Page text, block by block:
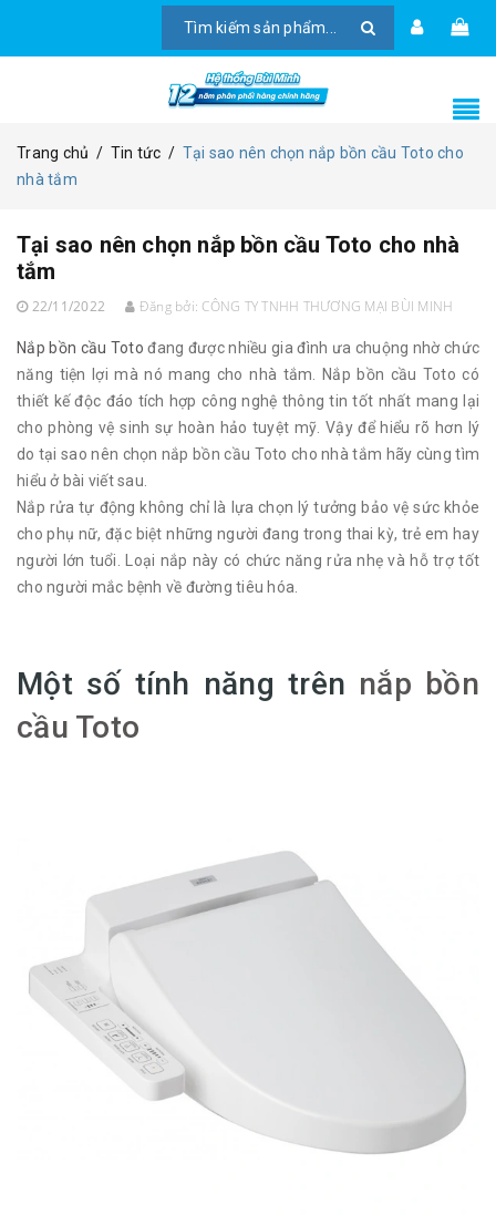
Trang chủ / Tin tức / Tại sao nên chọn nắp bồn cầu Toto cho
nhà tắm
Tại sao nên chọn nắp bồn cầu Toto cho nhà
tắm
22/11/2022 Đăng bởi: CÔNG TY TNHH THƯƠNG MẠI BÙI MINH
Nắp bồn cầu Toto đang được nhiều gia đình ưa chuộng nhờ chức
năng tiện lợi mà nó mang cho nhà tắm. Nắp bồn cầu Toto có
thiết kế độc đáo tích hợp công nghệ thông tin tốt nhất mang lại
cho phòng vệ sinh sự hoàn hảo tuyệt mỹ. Vậy để hiểu rõ hơn lý
do tại sao nên chọn nắp bồn cầu Toto cho nhà tắm hãy cùng tìm
hiểu ở bài viết sau.
Nắp rửa tự động không chỉ là lựa chọn lý tưởng bảo vệ sức khỏe
cho phụ nữ, đặc biệt những người đang trong thai kỳ, trẻ em hay
người lớn tuổi. Loại nắp này có chức năng rửa nhẹ và hỗ trợ tốt
cho người mắc bệnh về đường tiêu hóa.
Một số tính năng trên nắp bồn
cầu Toto